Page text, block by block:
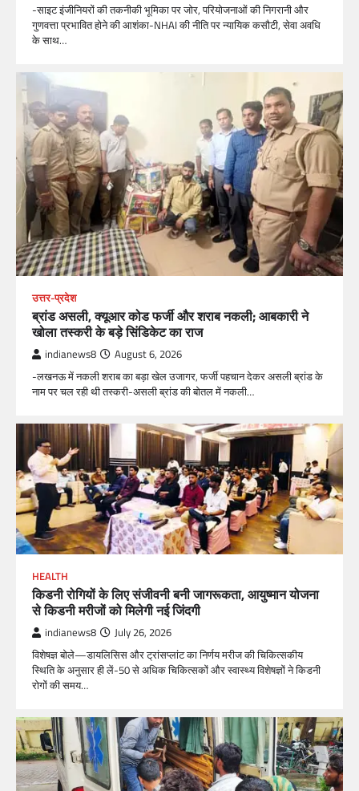
-साइट इंजीनियरों की तकनीकी भूमिका पर जोर, परियोजनाओं की निगरानी और
गुणवत्ता प्रभावित होने की आशंका-NHAI की नीति पर न्यायिक कसौटी, सेवा अवधि
के साथ…
उत्तर-प्रदेश
ब्रांड असली, क्यूआर कोड फर्जी और शराब नकली; आबकारी ने
खोला तस्करी के बड़े सिंडिकेट का राज
indianews8 August 6, 2026
-लखनऊ में नकली शराब का बड़ा खेल उजागर, फर्जी पहचान देकर असली ब्रांड के
नाम पर चल रही थी तस्करी-असली ब्रांड की बोतल में नकली…
HEALTH
किडनी रोगियों के लिए संजीवनी बनी जागरूकता, आयुष्मान योजना
से किडनी मरीजों को मिलेगी नई जिंदगी
indianews8 July 26, 2026
विशेषज्ञ बोले—डायलिसिस और ट्रांसप्लांट का निर्णय मरीज की चिकित्सकीय
स्थिति के अनुसार ही लें-50 से अधिक चिकित्सकों और स्वास्थ्य विशेषज्ञों ने किडनी
रोगों की समय…